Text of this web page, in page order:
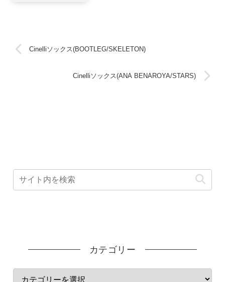
Cinelliソックス(BOOTLEG/SKELETON)
Cinelliソックス(ANA BENAROYA/STARS)
カテゴリー